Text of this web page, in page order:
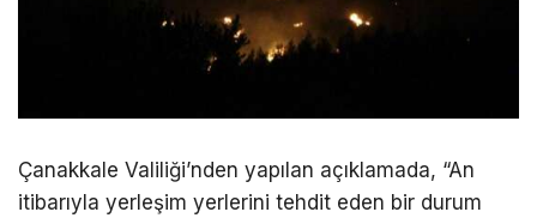
Çanakkale Valiliği’nden yapılan açıklamada, “An
itibarıyla yerleşim yerlerini tehdit eden bir durum